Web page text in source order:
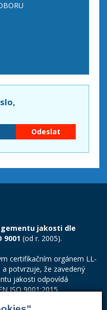
jakosti dle
9001 (od r. 2005).
certifikačním orgánem LL-
a potvrzuje, že zavedený
jakosti odpovídá
ISO 9001:2015.